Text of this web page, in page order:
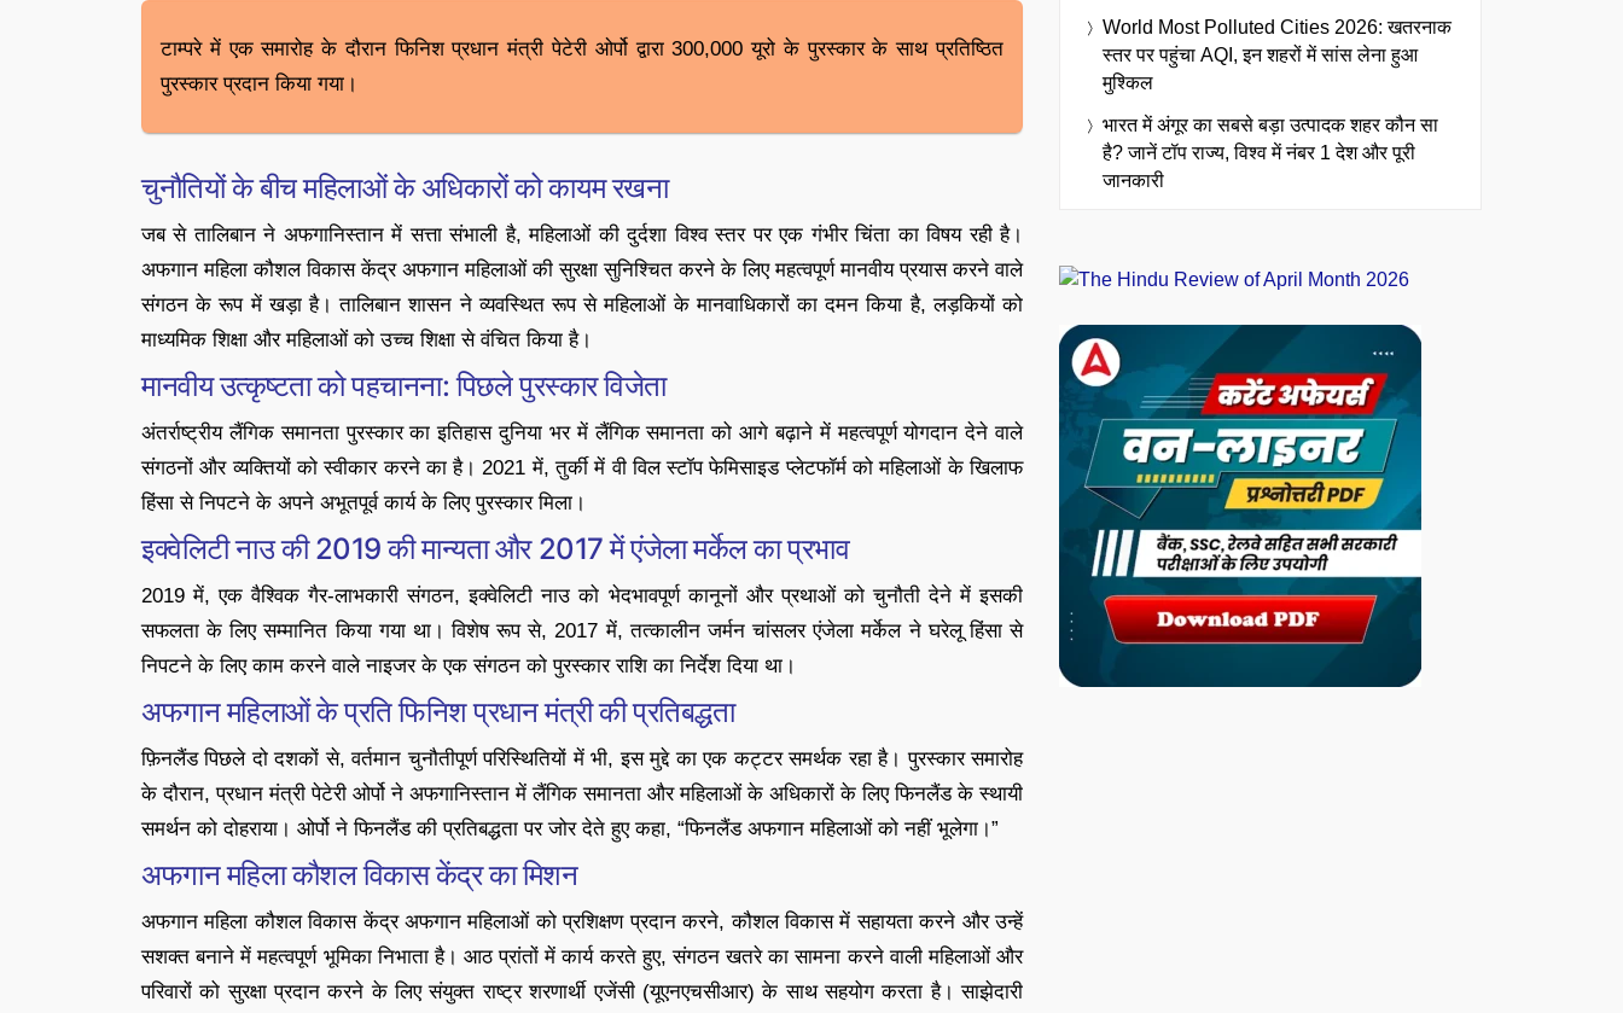
टाम्परे में एक समारोह के दौरान फिनिश प्रधान मंत्री पेटेरी ओर्पो द्वारा 300,000 यूरो के पुरस्कार के साथ प्रतिष्ठित
पुरस्कार प्रदान किया गया।
चुनौतियों के बीच महिलाओं के अधिकारों को कायम रखना
जब से तालिबान ने अफगानिस्तान में सत्ता संभाली है, महिलाओं की दुर्दशा विश्व स्तर पर एक गंभीर चिंता का विषय रही है।
अफगान महिला कौशल विकास केंद्र अफगान महिलाओं की सुरक्षा सुनिश्चित करने के लिए महत्वपूर्ण मानवीय प्रयास करने वाले
संगठन के रूप में खड़ा है। तालिबान शासन ने व्यवस्थित रूप से महिलाओं के मानवाधिकारों का दमन किया है, लड़कियों को
माध्यमिक शिक्षा और महिलाओं को उच्च शिक्षा से वंचित किया है।
मानवीय उत्कृष्टता को पहचानना: पिछले पुरस्कार विजेता
अंतर्राष्ट्रीय लैंगिक समानता पुरस्कार का इतिहास दुनिया भर में लैंगिक समानता को आगे बढ़ाने में महत्वपूर्ण योगदान देने वाले
संगठनों और व्यक्तियों को स्वीकार करने का है। 2021 में, तुर्की में वी विल स्टॉप फेमिसाइड प्लेटफॉर्म को महिलाओं के खिलाफ
हिंसा से निपटने के अपने अभूतपूर्व कार्य के लिए पुरस्कार मिला।
इक्वेलिटी नाउ की 2019 की मान्यता और 2017 में एंजेला मर्केल का प्रभाव
2019 में, एक वैश्विक गैर-लाभकारी संगठन, इक्वेलिटी नाउ को भेदभावपूर्ण कानूनों और प्रथाओं को चुनौती देने में इसकी
सफलता के लिए सम्मानित किया गया था। विशेष रूप से, 2017 में, तत्कालीन जर्मन चांसलर एंजेला मर्केल ने घरेलू हिंसा से
निपटने के लिए काम करने वाले नाइजर के एक संगठन को पुरस्कार राशि का निर्देश दिया था।
अफगान महिलाओं के प्रति फिनिश प्रधान मंत्री की प्रतिबद्धता
फ़िनलैंड पिछले दो दशकों से, वर्तमान चुनौतीपूर्ण परिस्थितियों में भी, इस मुद्दे का एक कट्टर समर्थक रहा है। पुरस्कार समारोह
के दौरान, प्रधान मंत्री पेटेरी ओर्पो ने अफगानिस्तान में लैंगिक समानता और महिलाओं के अधिकारों के लिए फिनलैंड के स्थायी
समर्थन को दोहराया। ओर्पो ने फिनलैंड की प्रतिबद्धता पर जोर देते हुए कहा, “फिनलैंड अफगान महिलाओं को नहीं भूलेगा।”
अफगान महिला कौशल विकास केंद्र का मिशन
अफगान महिला कौशल विकास केंद्र अफगान महिलाओं को प्रशिक्षण प्रदान करने, कौशल विकास में सहायता करने और उन्हें
सशक्त बनाने में महत्वपूर्ण भूमिका निभाता है। आठ प्रांतों में कार्य करते हुए, संगठन खतरे का सामना करने वाली महिलाओं और
परिवारों को सुरक्षा प्रदान करने के लिए संयुक्त राष्ट्र शरणार्थी एजेंसी (यूएनएचसीआर) के साथ सहयोग करता है। साझेदारी
World Most Polluted Cities 2026: खतरनाक
स्तर पर पहुंचा AQI, इन शहरों में सांस लेना हुआ
मुश्किल
भारत में अंगूर का सबसे बड़ा उत्पादक शहर कौन सा
है? जानें टॉप राज्य, विश्व में नंबर 1 देश और पूरी
जानकारी